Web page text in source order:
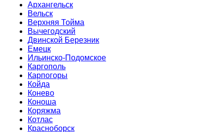
Архангельск
Вельск
Верхняя Тойма
Вычегодский
Двинской Березник
Емецк
Ильинско-Подомское
Каргополь
Карпогоры
Койда
Конево
Коноша
Коряжма
Котлас
Красноборск